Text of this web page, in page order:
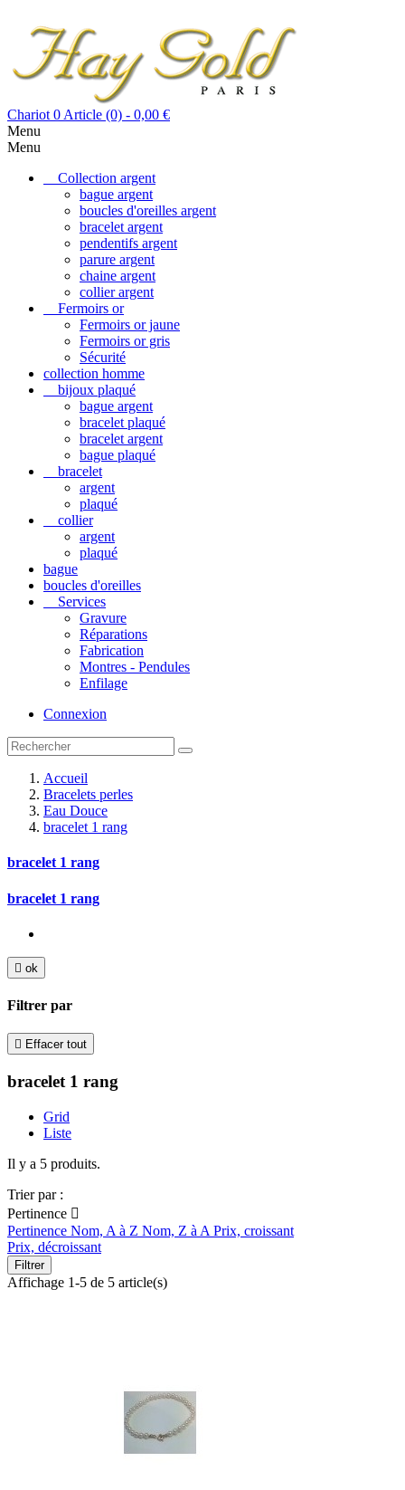
Chariot 0 Article (0) - 0,00 €
Menu
Menu
Collection argent
bague argent
boucles d'oreilles argent
bracelet argent
pendentifs argent
parure argent
chaine argent
collier argent
Fermoirs or
Fermoirs or jaune
Fermoirs or gris
Sécurité
collection homme
bijoux plaqué
bague argent
bracelet plaqué
bracelet argent
bague plaqué
bracelet
argent
plaqué
collier
argent
plaqué
bague
boucles d'oreilles
Services
Gravure
Réparations
Fabrication
Montres - Pendules
Enfilage
Connexion
Accueil
Bracelets perles
Eau Douce
bracelet 1 rang
bracelet 1 rang
bracelet 1 rang
 ok
Filtrer par
 Effacer tout
bracelet 1 rang
Grid
Liste
Il y a 5 produits.
Trier par :
Pertinence 
Pertinence Nom, A à Z Nom, Z à A Prix, croissant
Prix, décroissant
Filtrer
Affichage 1-5 de 5 article(s)